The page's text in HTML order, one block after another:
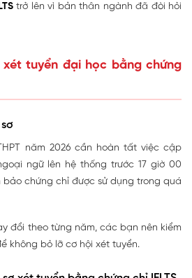
trở lên vì bản thân ngành đã đòi hỏi
tuyển đại học bằng chứng
năm 2026 cần hoàn tất việc cập
ngữ lên hệ thốngtrước 17 giờ 00
bảo chứng chỉ được sử dụng trong quá
đổi theo từng năm, các bạn nên kiểm
không bỏ lỡ cơ hội xét tuyển.